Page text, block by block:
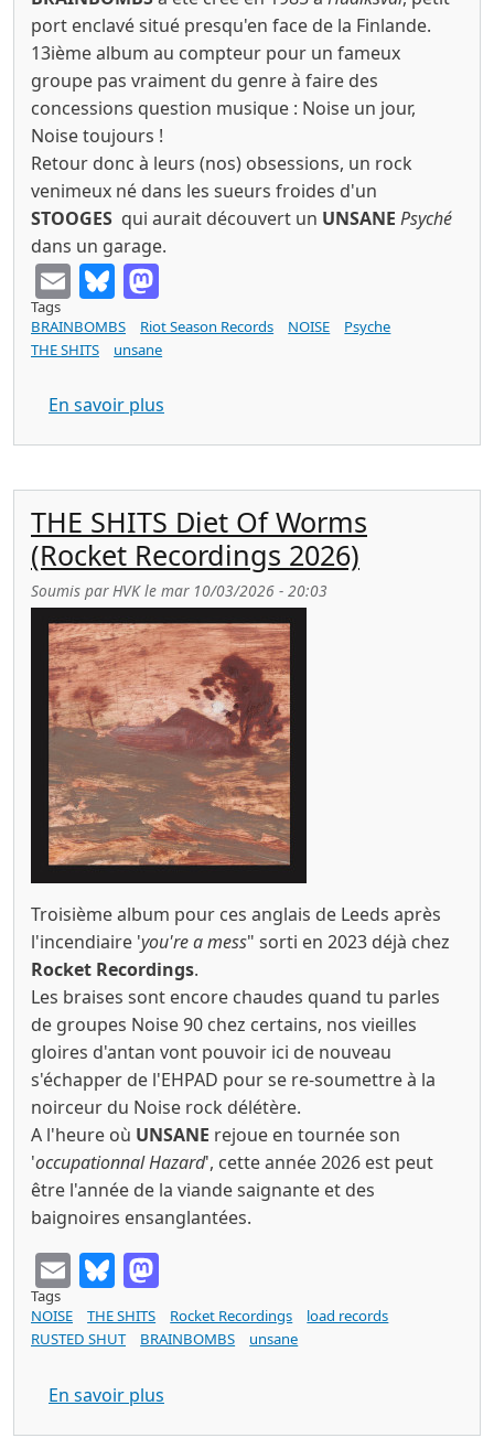
port enclavé situé presqu'en face de la Finlande.
13ième album au compteur pour un fameux
groupe pas vraiment du genre à faire des
concessions question musique : Noise un jour,
Noise toujours !
Retour donc à leurs (nos) obsessions, un rock
venimeux né dans les sueurs froides d'un
STOOGES qui aurait découvert un UNSANE Psyché
dans un garage.
EmailBluesky
Tags
BRAINBOMBS
Riot Season Records NOISE
Psyche
THE SHITS
unsane
En savoir plus
THE SHITS Diet Of Worms
(Rocket Recordings 2026)
Soumis parHVKle mar 10/03/2026 - 20:03
Troisième album pour ces anglais de Leeds après
l'incendiaire 'you're a mess" sorti en 2023 déjà chez
Rocket Recordings.
Les braises sont encore chaudes quand tu parles
de groupes Noise 90 chez certains, nos vieilles
gloires d'antan vont pouvoir ici de nouveau
s'échapper de l'EHPAD pour se re-soumettre à la
noirceur du Noise rock délétère.
A l'heure où UNSANE rejoue en tournée son
'occupationnal Hazard', cette année 2026 est peut
être l'année de la viande saignante et des
baignoires ensanglantées.
EmailBluesky
Tags
NOISE
THE SHITS Rocket Recordings
load records
RUSTED SHUT
BRAINBOMBS unsane
En savoir plus